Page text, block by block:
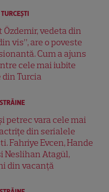
Özdemir, vedeta din
vis”, are o poveste
Cum a ajuns
cele mai iubite
Turcia
petrec vara cele mai
din serialele
Fahriye Evcen, Hande
Neslihan Atagül,
din vacanță